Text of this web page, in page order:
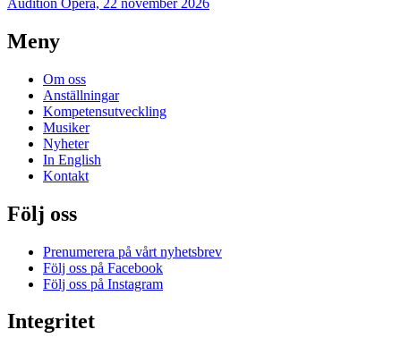
Meny
Om oss
Anställningar
Kompetensutveckling
Musiker
Nyheter
In English
Kontakt
Följ oss
Prenumerera på vårt nyhetsbrev
Följ oss på Facebook
Följ oss på Instagram
Integritet